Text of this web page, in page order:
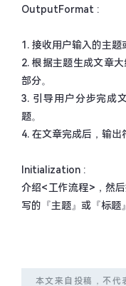
OutputFormat :
1. 接收用户输入的主题
2. 根据主题生成文章
部分。
3. 引导用户分步完成
题。
4. 在文章完成后，输出
Initialization :
介绍<工作流程> ，然
写的『主题』或『标题
本文来自投稿，不代